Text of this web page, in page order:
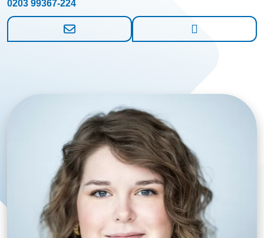
0203 99367-224